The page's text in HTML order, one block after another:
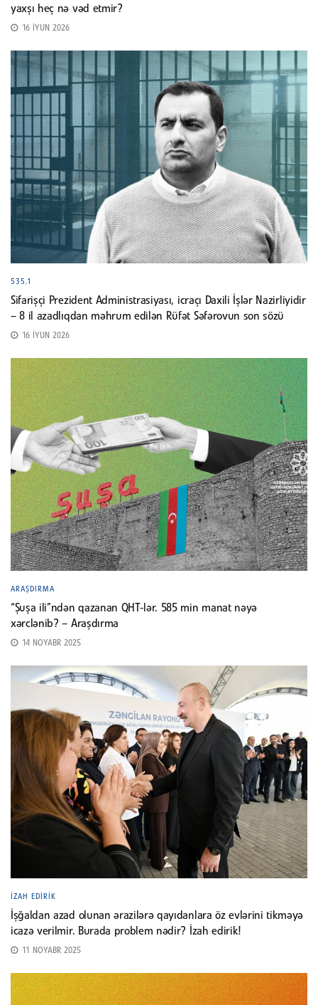
yaxşı heç nə vəd etmir?
16 İYUN 2026
535.1
Sifarişçi Prezident Administrasiyası, icraçı Daxili İşlər Nazirliyidir
– 8 il azadlıqdan məhrum edilən Rüfət Səfərovun son sözü
16 İYUN 2026
ARAŞDIRMA
“Şuşa ili”ndən qazanan QHT-lər. 585 min manat nəyə
xərclənib? – Araşdırma
14 NOYABR 2025
İZAH EDIRIK
İşğaldan azad olunan ərazilərə qayıdanlara öz evlərini tikməyə
icazə verilmir. Burada problem nədir? İzah edirik!
11 NOYABR 2025